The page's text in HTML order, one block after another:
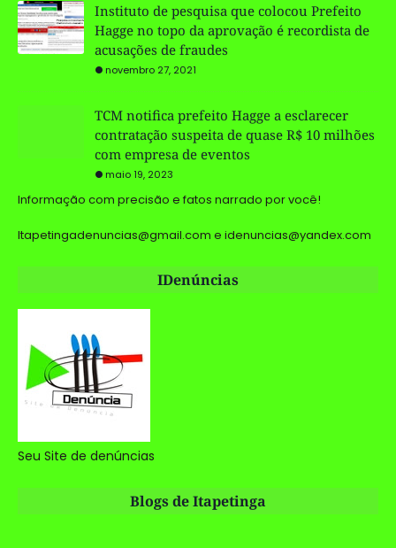
Instituto de pesquisa que colocou Prefeito
Hagge no topo da aprovação é recordista de
acusações de fraudes
novembro 27, 2021
TCM notifica prefeito Hagge a esclarecer
contratação suspeita de quase R$ 10 milhões
com empresa de eventos
maio 19, 2023
Informação com precisão e fatos narrado por você!
Itapetingadenuncias@gmail.com e idenuncias@yandex.com
IDenúncias
Seu Site de denúncias
Blogs de Itapetinga